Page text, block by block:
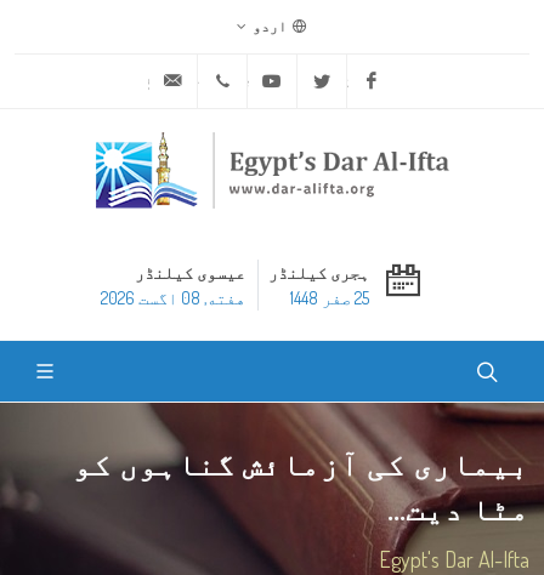
اردو
Facebook
Twitter
Youtube
ہجری کیلنڈر
25 صفر 1448
عیسوی کیلنڈر
هفته, 08 اگست 2026
بیماری کی آزمائش گناہوں کو
مٹا دیت...
Egypt's Dar Al-Ifta